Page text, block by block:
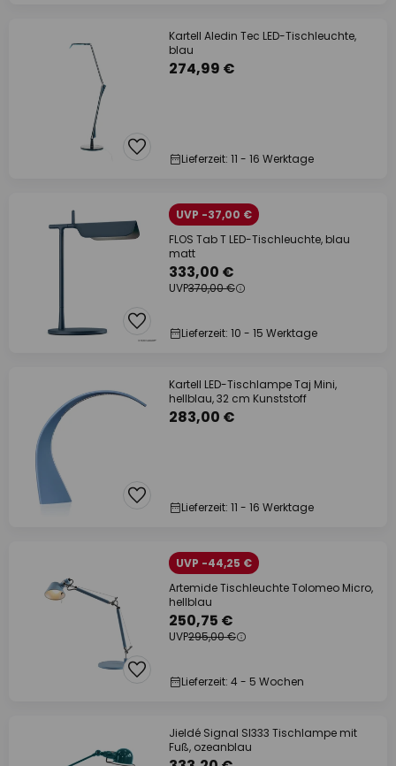
Kartell Aledin Tec LED-Tischleuchte,
blau
274,99 €
Lieferzeit: 11 - 16 Werktage
UVP -37,00 €
FLOS Tab T LED-Tischleuchte, blau
matt
333,00 €
UVP370,00 €
Lieferzeit: 10 - 15 Werktage
Kartell LED-Tischlampe Taj Mini,
hellblau, 32 cm Kunststoff
283,00 €
Lieferzeit: 11 - 16 Werktage
UVP -44,25 €
Artemide Tischleuchte Tolomeo Micro,
hellblau
250,75 €
UVP295,00 €
Lieferzeit: 4 - 5 Wochen
Jieldé Signal SI333 Tischlampe mit
Fuß, ozeanblau